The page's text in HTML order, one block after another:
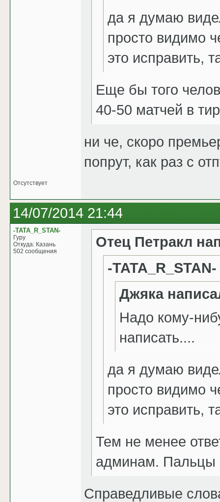
да я думаю
просто видимо
это исправить,
Еще бы того
40-50 матчей в
ни че, скоро
попрут, как раз с
Отсутствует
14/07/2014 21:44
-TATA_R_STAN-
Гуру
Откуда: Казань
502 сообщения
Отец Петракл
-
Джяка
Надо кому-
написать....
да я думаю
просто видимо
это исправить,
Тем не менее
админам. Пальцы
Справедливые